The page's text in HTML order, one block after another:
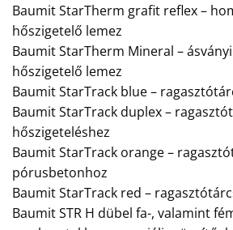
Baumit StarTherm grafit reflex –
hőszigetelő lemez
Baumit StarTherm Mineral –
hőszigetelő lemez
Baumit StarTrack blue –
Baumit StarTrack duplex –
hőszigeteléshez
Baumit StarTrack orange –
pórusbetonhoz
Baumit StarTrack red –
Baumit STR H dübel fa-, valamint